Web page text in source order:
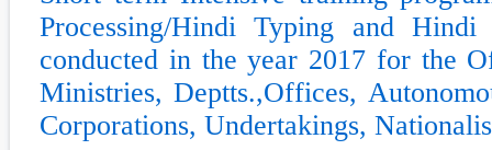
Processing/Hindi Typing and
conducted in the year 2017 for the
Ministries, Deptts.,Offices,
Corporations, Undertakings,